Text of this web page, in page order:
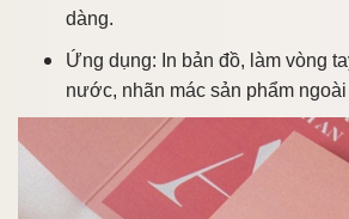
dàng.
Ứng dụng: In bản đồ, làm vòng
nước, nhãn mác sản phẩm